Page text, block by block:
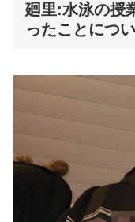
廻里:水泳の授
ったことにつ